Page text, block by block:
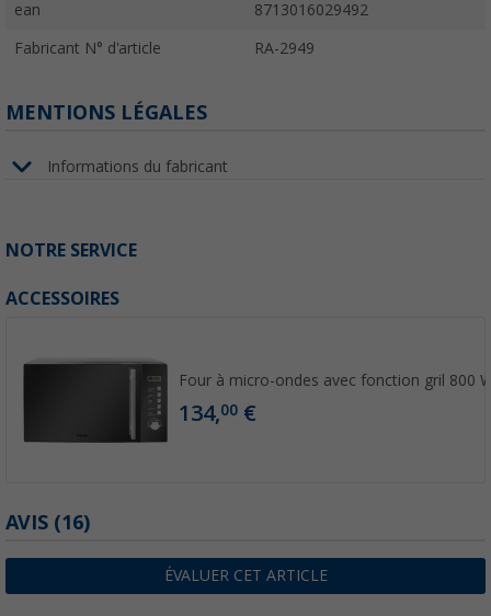
ean 8713016029492
Fabricant N° d'article RA-2949
MENTIONS LÉGALES
Informations du fabricant
NOTRE SERVICE
ACCESSOIRES
Four à micro-ondes avec fonction gril 800
134,00 €
AVIS (16)
ÉVALUER CET ARTICLE